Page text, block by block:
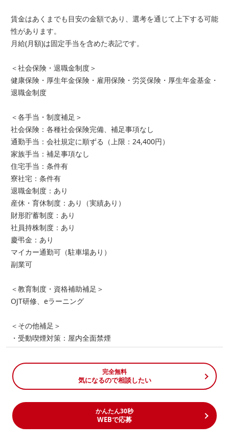
賃金はあくまでも目安の金額であり、選考を通じて上下する可能
性があります。
月給(月額)は固定手当を含めた表記です。
＜社会保険・退職金制度＞
健康保険・厚生年金保険・雇用保険・労災保険・厚生年金基金・
退職金制度
＜各手当・制度補足＞
社会保険：各種社会保険完備、補足事項なし
通勤手当：会社規定に順ずる（上限：24,400円）
家族手当：補足事項なし
住宅手当：条件有
寮社宅：条件有
退職金制度：あり
産休・育休制度：あり（実績あり）
財形貯蓄制度：あり
社員持株制度：あり
慶弔金：あり
マイカー通勤可（駐車場あり）
副業可
＜教育制度・資格補助補足＞
OJT研修、eラーニング
＜その他補足＞
・受動喫煙対策：屋内全面禁煙
完全無料
気になるので相談したい
かんたん30秒
WEBで応募